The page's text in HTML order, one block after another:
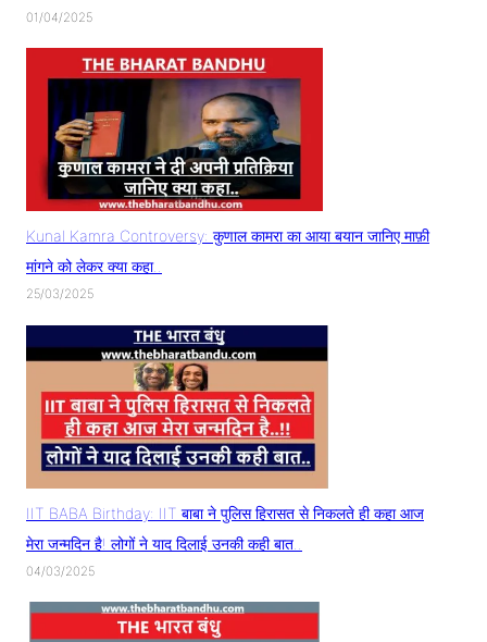
01/04/2025
Kunal Kamra Controversy: कुणाल कामरा का आया बयान जानिए माफ़ी
मांगने को लेकर क्या कहा..
25/03/2025
IIT BABA Birthday: IIT बाबा ने पुलिस हिरासत से निकलते ही कहा आज
मेरा जन्मदिन है! लोगों ने याद दिलाई उनकी कही बात..
04/03/2025